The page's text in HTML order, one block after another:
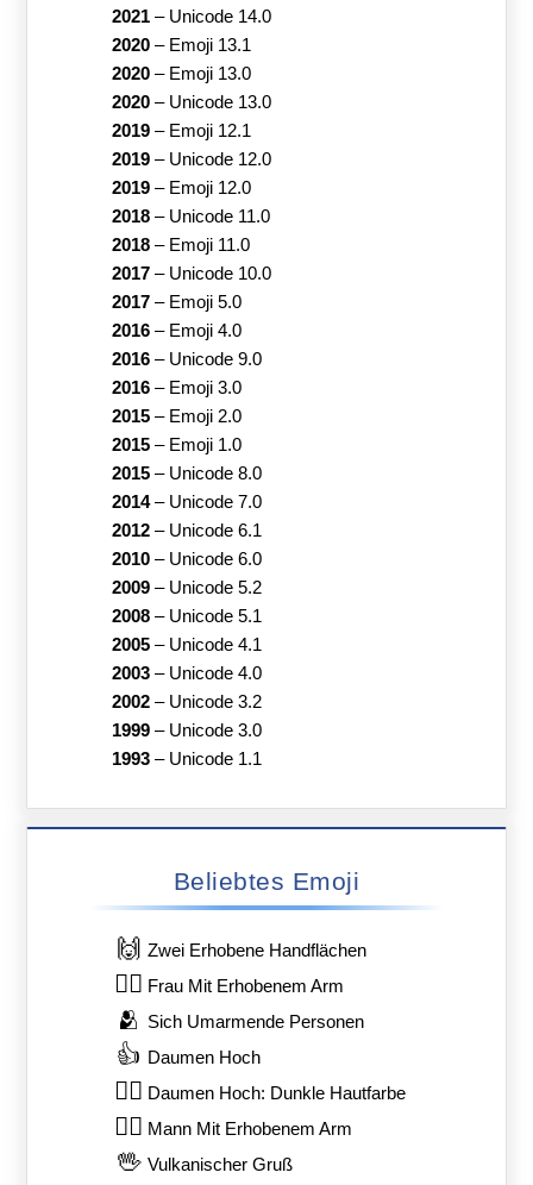
2021– Unicode 14.0
2020– Emoji 13.1
2020– Emoji 13.0
2020– Unicode 13.0
2019– Emoji 12.1
2019– Unicode 12.0
2019– Emoji 12.0
2018– Unicode 11.0
2018– Emoji 11.0
2017– Unicode 10.0
2017– Emoji 5.0
2016– Emoji 4.0
2016– Unicode 9.0
2016– Emoji 3.0
2015– Emoji 2.0
2015– Emoji 1.0
2015– Unicode 8.0
2014– Unicode 7.0
2012– Unicode 6.1
2010– Unicode 6.0
2009– Unicode 5.2
2008– Unicode 5.1
2005– Unicode 4.1
2003– Unicode 4.0
2002– Unicode 3.2
1999– Unicode 3.0
1993– Unicode 1.1
Beliebtes Emoji
🙌 Zwei Erhobene Handflächen
🙋‍♀️ Frau Mit Erhobenem Arm
🫂 Sich Umarmende Personen
👍 Daumen Hoch
👍🏿 Daumen Hoch: Dunkle Hautfarbe
🙋‍♂️ Mann Mit Erhobenem Arm
🖖 Vulkanischer Gruß